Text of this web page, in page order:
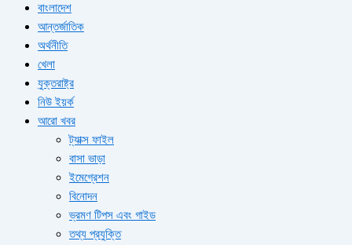
বাংলাদেশ
আন্তর্জাতিক
অর্থনীতি
খেলা
যুক্তরাষ্ট্র
নিউ ইয়র্ক
আরো খবর
ট্যাক্স ফাইল
বাসা ভাড়া
ইমেগ্রেশন
বিনোদন
ভ্রমণ টিপস এবং গাইড
তথ্য প্রযুক্তি